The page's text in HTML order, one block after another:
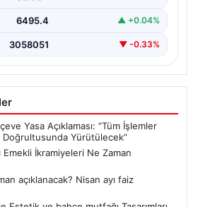
6495.4 ▲ +0.04%
3058051 ▼ -0.33%
Yasa Açıklaması: “Tüm İşlemler
Yürütülecek”
Emekli İkramiyeleri Ne Zaman
açıklanacak? Nisan ayı faiz